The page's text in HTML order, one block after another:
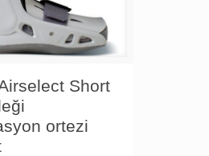
Short
ortezi